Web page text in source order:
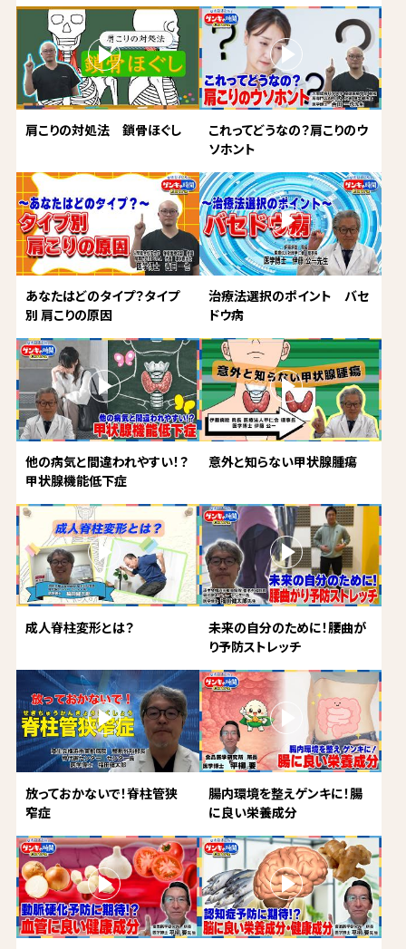
肩こりの対処法 鎖骨ほぐし
これってどうなの？肩こりのウ
ソホント
あなたはどのタイプ？タイプ
別 肩こりの原因
治療法選択のポイント バセ
ドウ病
他の病気と間違われやすい！？
甲状腺機能低下症
意外と知らない甲状腺腫瘍
成人脊柱変形とは？
未来の自分のために！腰曲が
り予防ストレッチ
放っておかないで！脊柱管狭
窄症
腸内環境を整えゲンキに！腸
に良い栄養成分